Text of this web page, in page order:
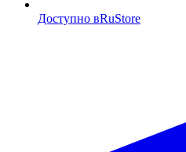
Доступно вRuStore